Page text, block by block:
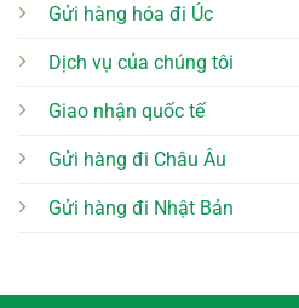
Gửi hàng hóa đi Úc
Dịch vụ của chúng tôi
Giao nhận quốc tế
Gửi hàng đi Châu Âu
Gửi hàng đi Nhật Bản